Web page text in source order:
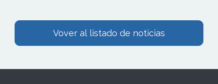
Vover al listado de noticias